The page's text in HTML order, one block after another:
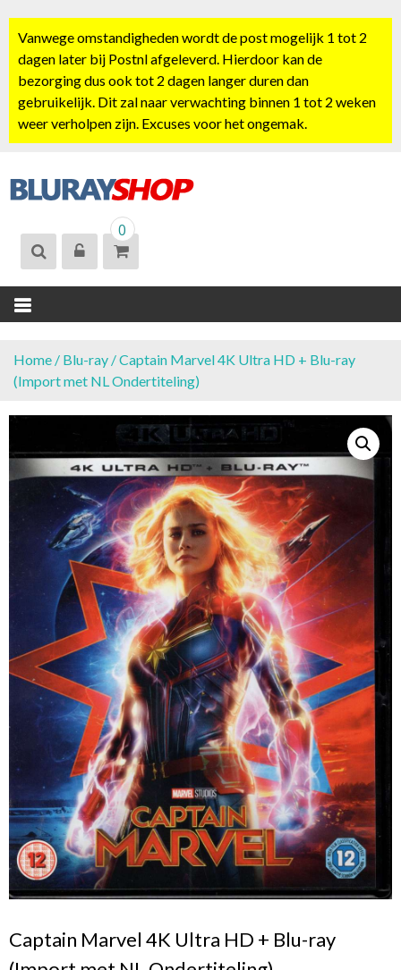
Vanwege omstandigheden wordt de post mogelijk 1 tot 2
dagen later bij Postnl afgeleverd. Hierdoor kan de
bezorging dus ook tot 2 dagen langer duren dan
gebruikelijk. Dit zal naar verwachting binnen 1 tot 2 weken
weer verholpen zijn. Excuses voor het ongemak.
0
Home / Blu-ray / Captain Marvel 4K Ultra HD + Blu-ray
(Import met NL Ondertiteling)
Captain Marvel 4K Ultra HD + Blu-ray